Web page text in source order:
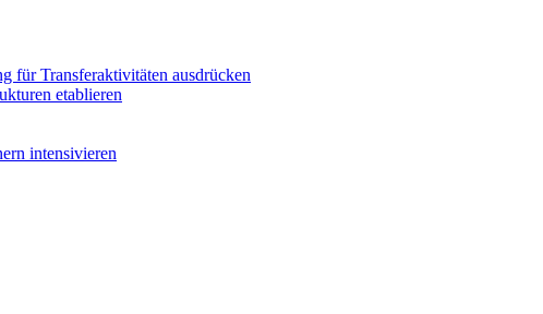
für Transferaktivitäten ausdrücken
etablieren
intensivieren